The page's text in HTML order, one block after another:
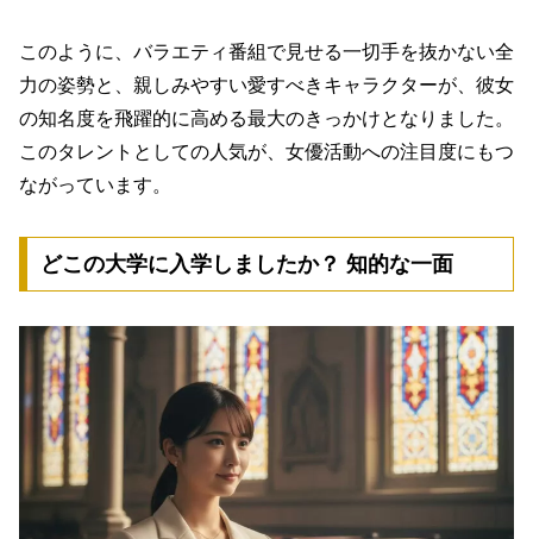
このように、バラエティ番組で見せる一切手を抜かない全
力の姿勢と、親しみやすい愛すべきキャラクターが、彼女
の知名度を飛躍的に高める最大のきっかけとなりました。
このタレントとしての人気が、女優活動への注目度にもつ
ながっています。
どこの大学に入学しましたか？ 知的な一面